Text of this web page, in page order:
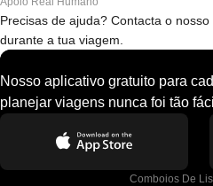
Precisas de ajuda? Contacta o
durante a tua viagem.
Nosso aplicativo gratuito para
planejar viagens nunca foi tão
Comboios De